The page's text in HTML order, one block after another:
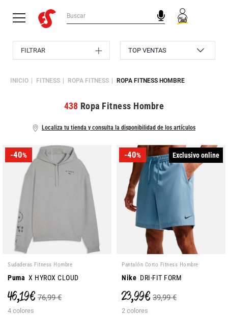
INICIO FITNESS ROPA FITNESS ROPA FITNESS HOMBRE
Localiza tu tienda y consulta la disponibilidad de los artículos
438 Ropa Fitness Hombre
-40%
Sudaderas Fitness Hombre
Puma X HYROX CLOUD
46,19 € 76,99 €
4 colores
-40% Exclusivo online
Pantalón Corto Fitness Hombre
Nike DRI-FIT FORM
23,99 € 39,99 €
2 colores
FILTRAR